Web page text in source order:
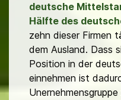
deutsche
Hälfte des
zehn dieser Firmen
dem Ausland. Dass
Position in der
einnehmen ist